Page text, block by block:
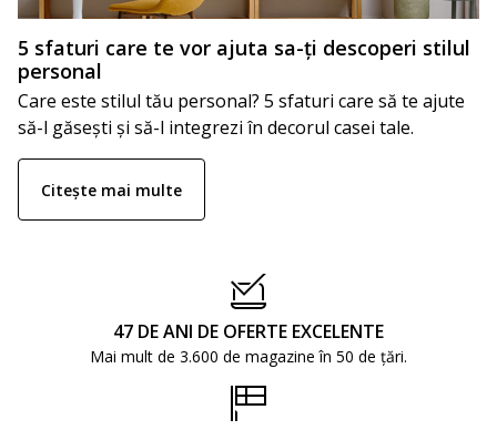
5 sfaturi care te vor ajuta sa-ți descoperi stilul
personal
Care este stilul tău personal? 5 sfaturi care să te ajute
să-l găsești și să-l integrezi în decorul casei tale.
Citește mai multe
47 DE ANI DE OFERTE EXCELENTE
Mai mult de 3.600 de magazine în 50 de țări.